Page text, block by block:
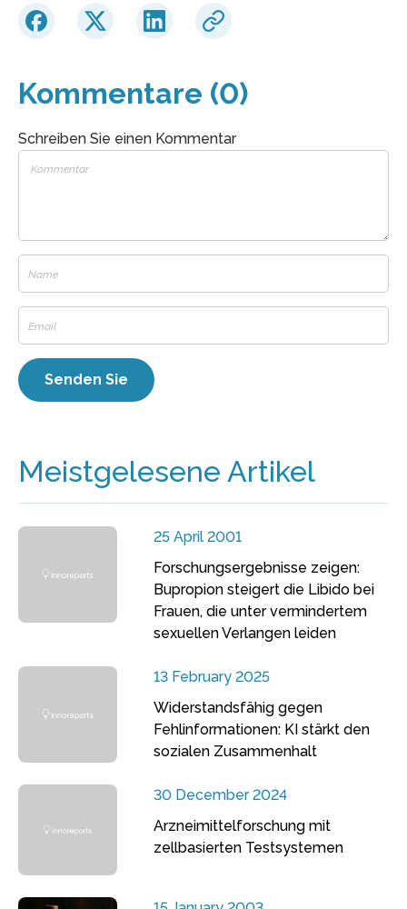
Kommentare (0)
Schreiben Sie einen Kommentar
Meistgelesene Artikel
25 April 2001
Forschungsergebnisse zeigen:
Bupropion steigert die Libido bei
Frauen, die unter vermindertem
sexuellen Verlangen leiden
13 February 2025
Widerstandsfähig gegen
Fehlinformationen: KI stärkt den
sozialen Zusammenhalt
30 December 2024
Arzneimittelforschung mit
zellbasierten Testsystemen